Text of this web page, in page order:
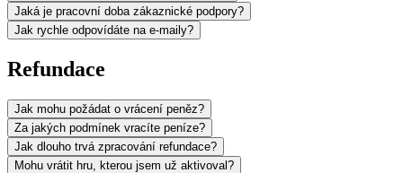
Jaká je pracovní doba zákaznické podpory?
Jak rychle odpovídáte na e-maily?
Refundace
Jak mohu požádat o vrácení peněz?
Za jakých podmínek vracíte peníze?
Jak dlouho trvá zpracování refundace?
Mohu vrátit hru, kterou jsem už aktivoval?